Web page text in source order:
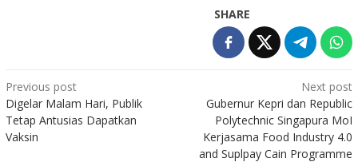
SHARE
Post
navigation
Previous post
Digelar Malam Hari, Publik
Tetap Antusias Dapatkan
Vaksin
Next post
Gubernur Kepri dan Republic
Polytechnic Singapura MoI
Kerjasama Food Industry 4.0
and Suplpay Cain Programme